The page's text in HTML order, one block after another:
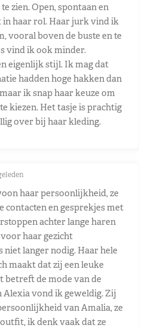
zien. Open, spontaan en
haar rol. Haar jurk vind ik
vooral boven de buste en te
vind ik ook minder.
eigenlijk stijl. Ik mag dat
hadden hoge hakken dan
ik snap haar keuze om
kiezen. Het tasje is prachtig
over bij haar kleding.
haar persoonlijkheid, ze
contacten en gesprekjes met
achter lange haren
haar gezicht
niet langer nodig. Haar hele
maakt dat zij een leuke
betreft de mode van de
Alexia vond ik geweldig. Zij
van Amalia, ze
ik denk vaak dat ze